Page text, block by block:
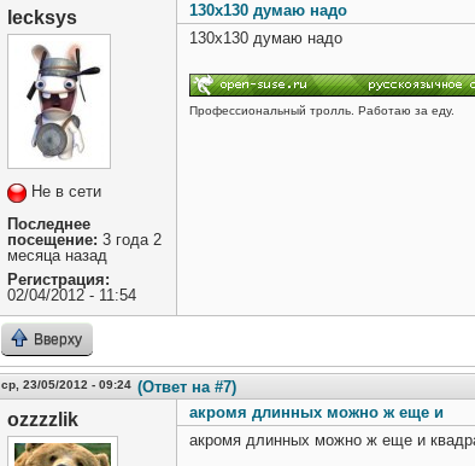
lecksys
Не в сети
Последнее
посещение: 3 года 2
месяца назад
Регистрация:
02/04/2012 - 11:54
130x130 думаю надо
130x130 думаю надо
Профессиональный тролль. Работаю за еду.
Вверху
ср, 23/05/2012 - 09:24 (Ответ на #7)
ozzzzlik
акромя длинных можно ж еще и
акромя длинных можно ж еще и